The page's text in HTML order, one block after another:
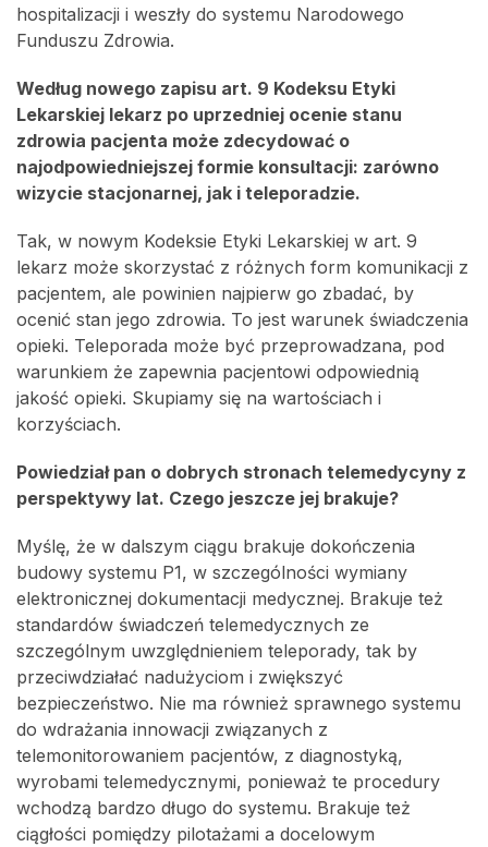
hospitalizacji i weszły do systemu Narodowego
Funduszu Zdrowia.
Według nowego zapisu art. 9 Kodeksu Etyki
Lekarskiej lekarz po uprzedniej ocenie stanu
zdrowia pacjenta może zdecydować o
najodpowiedniejszej formie konsultacji: zarówno
wizycie stacjonarnej, jak i teleporadzie.
Tak, w nowym Kodeksie Etyki Lekarskiej w art. 9
lekarz może skorzystać z różnych form komunikacji z
pacjentem, ale powinien najpierw go zbadać, by
ocenić stan jego zdrowia. To jest warunek świadczenia
opieki. Teleporada może być przeprowadzana, pod
warunkiem że zapewnia pacjentowi odpowiednią
jakość opieki. Skupiamy się na wartościach i
korzyściach.
Powiedział pan o dobrych stronach telemedycyny z
perspektywy lat. Czego jeszcze jej brakuje?
Myślę, że w dalszym ciągu brakuje dokończenia
budowy systemu P1, w szczególności wymiany
elektronicznej dokumentacji medycznej. Brakuje też
standardów świadczeń telemedycznych ze
szczególnym uwzględnieniem teleporady, tak by
przeciwdziałać nadużyciom i zwiększyć
bezpieczeństwo. Nie ma również sprawnego systemu
do wdrażania innowacji związanych z
telemonitorowaniem pacjentów, z diagnostyką,
wyrobami telemedycznymi, ponieważ te procedury
wchodzą bardzo długo do systemu. Brakuje też
ciągłości pomiędzy pilotażami a docelowym